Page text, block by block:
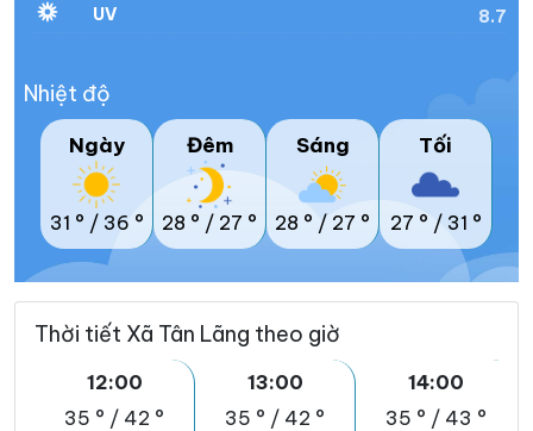
UV
8.7
Nhiệt độ
Ngày
31 ° / 36 °
Đêm
28 ° / 27 °
Sáng
28 ° / 27 °
Tối
27 ° / 31 °
Thời tiết Xã Tân Lãng theo giờ
12:00
35 ° / 42 °
13:00
35 ° / 42 °
14:00
35 ° / 43 °